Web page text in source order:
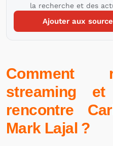
la recherche et des
Ajouter aux
Comment
streaming
rencontre
Mark Lajal ?